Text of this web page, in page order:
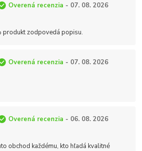
Overená recenzia - 07. 08. 2026
produkt zodpovedá popisu.
Overená recenzia - 07. 08. 2026
Overená recenzia - 06. 08. 2026
obchod každému, kto hľadá kvalitné